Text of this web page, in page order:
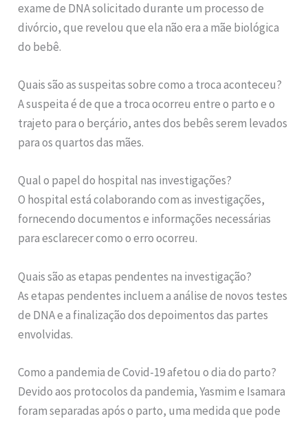
exame de DNA solicitado durante um processo de
divórcio, que revelou que ela não era a mãe biológica
do bebê.
Quais são as suspeitas sobre como a troca aconteceu?
A suspeita é de que a troca ocorreu entre o parto e o
trajeto para o berçário, antes dos bebês serem levados
para os quartos das mães.
Qual o papel do hospital nas investigações?
O hospital está colaborando com as investigações,
fornecendo documentos e informações necessárias
para esclarecer como o erro ocorreu.
Quais são as etapas pendentes na investigação?
As etapas pendentes incluem a análise de novos testes
de DNA e a finalização dos depoimentos das partes
envolvidas.
Como a pandemia de Covid-19 afetou o dia do parto?
Devido aos protocolos da pandemia, Yasmim e Isamara
foram separadas após o parto, uma medida que pode